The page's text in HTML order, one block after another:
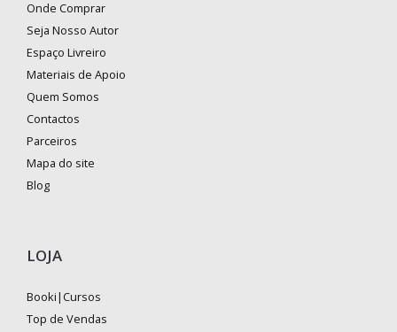
Onde Comprar
Seja Nosso Autor
Espaço Livreiro
Materiais de Apoio
Quem Somos
Contactos
Parceiros
Mapa do site
Blog
LOJA
Booki|Cursos
Top de Vendas